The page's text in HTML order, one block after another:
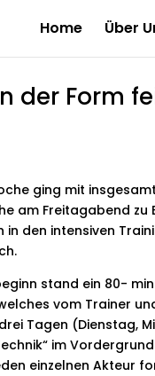
Home Über
der Form
ging mit
am Freitagabend
in den intensiven
stand ein 80-
vom Trainer
Tagen (Dienstag,
im
einzelnen Akteur